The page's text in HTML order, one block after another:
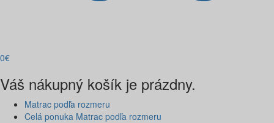
0€
Váš nákupný košík je prázdny.
Matrac podľa rozmeru
Celá ponuka Matrac podľa rozmeru